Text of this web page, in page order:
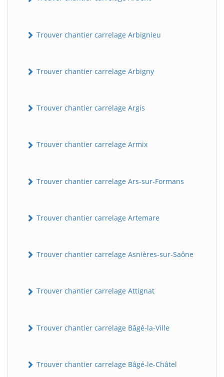
Trouver chantier carrelage Arbignieu
Trouver chantier carrelage Arbigny
Trouver chantier carrelage Argis
Trouver chantier carrelage Armix
Trouver chantier carrelage Ars-sur-Formans
Trouver chantier carrelage Artemare
Trouver chantier carrelage Asnières-sur-Saône
Trouver chantier carrelage Attignat
Trouver chantier carrelage Bâgé-la-Ville
Trouver chantier carrelage Bâgé-le-Châtel